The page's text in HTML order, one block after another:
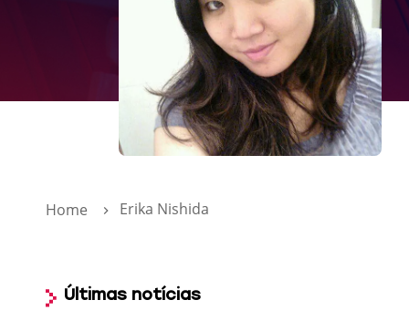
Home Erika Nishida
Últimas notícias